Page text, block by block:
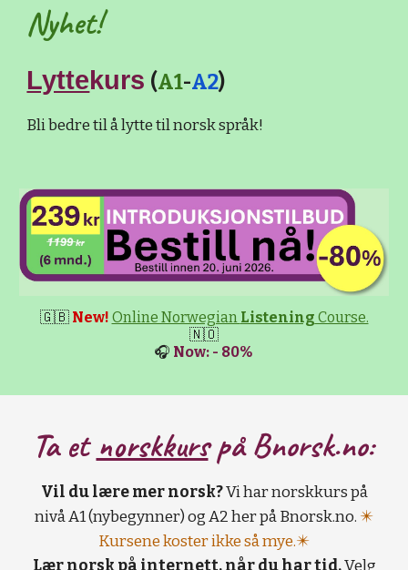
Nyhet!
Lyttekurs (A1-A2)
Bli bedre til å lytte til norsk språk!
🇬🇧 New! Online Norwegian Listening Course.
🇳🇴
🎧 Now: - 80%
Ta et norskkurspå Bnorsk.no:
Vil du lære mer norsk?Vi har norskkurs på
nivå A1 (nybegynner) og A2 her på Bnorsk.no. ✴️
Kursene koster ikke så mye.✴️
Lær norsk på internett, når du har tid.Velg